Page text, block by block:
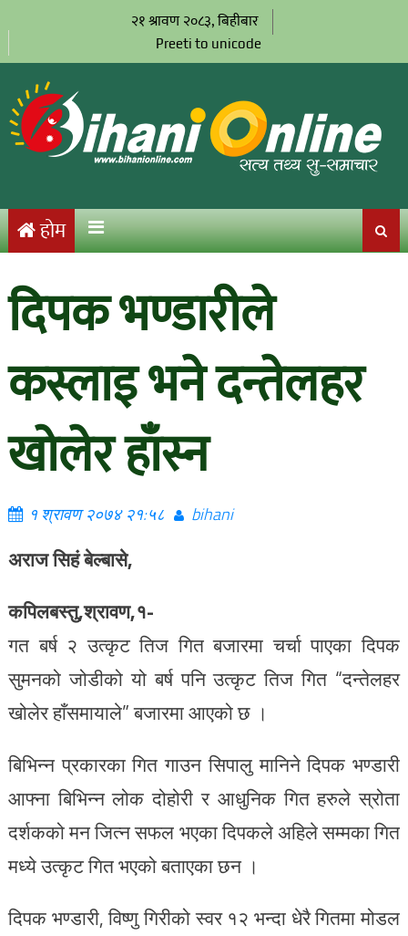
२१ श्रावण २०८३, बिहीबार
Preeti to unicode
होम
दिपक भण्डारीले
कस्लाइ भने दन्तेलहर
खोलेर हाँस्न
१ श्रावण २०७४ २१:५८ bihani
अराज सिहं बेल्बासे,
कपिलबस्तु,श्रावण,१-
गत बर्ष २ उत्कृट तिज गित बजारमा चर्चा पाएका दिपक
सुमनको जोडीको यो बर्ष पनि उत्कृट तिज गित “दन्तेलहर
खोलेर हाँसमायाले” बजारमा आएको छ ।
बिभिन्न प्रकारका गित गाउन सिपालु मानिने दिपक भण्डारी
आफ्ना बिभिन्न लोक दोहोरी र आधुनिक गित हरुले स्रोता
दर्शकको मन जित्न सफल भएका दिपकले अहिले सम्मका गित
मध्ये उत्कृट गित भएको बताएका छन ।
दिपक भण्डारी, विष्णु गिरीको स्वर १२ भन्दा धेरै गितमा मोडल